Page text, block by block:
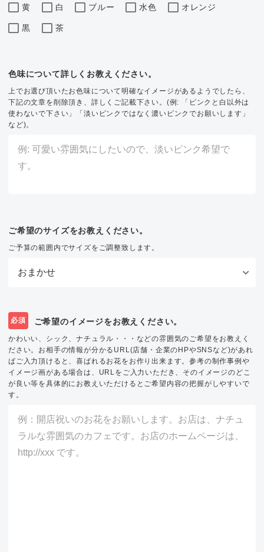
黄 白 ブルー 水色 オレンジ
黒 茶
色味について詳しくお教えください。
上でお選び頂いたお色味について明確なイメージがあるようでしたら、
下記の文章を削除頂き、詳しくご記載下さい。(例: 「ピンクと白以外は
使わないで下さい」「淡いピンクではなく濃いピンクでお願いします」
など)。
ご希望のサイズをお教えください。
ご予算の範囲内でサイズをご調整致します。
必須 ご希望のイメージをお教えください。
かわいい、シック、ナチュラル・・・などの雰囲気のご希望をお教えく
ださい。お相手の情報が分かるURL(店舗・企業のHPやSNSなど)があれ
ばご入力頂けると、喜ばれるお花をお作り出来ます。参考の制作事例や
イメージ画がある場合は、URLをご入力いただき、そのイメージのどこ
が良い等を具体的にお教えいただけるとご希望内容の把握がしやすいで
す。